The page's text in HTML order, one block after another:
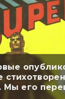
Мы его